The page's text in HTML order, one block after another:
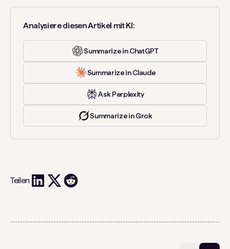
Analysiere diesen Artikel mit KI:
Summarize in ChatGPT
Summarize in Claude
Ask Perplexity
Summarize in Grok
Teilen